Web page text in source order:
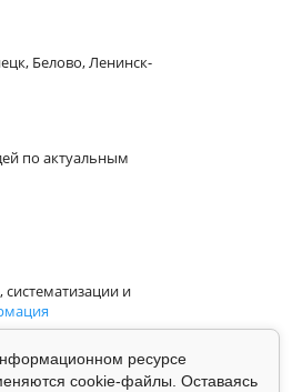
Белово, Ленинск-
по актуальным
и
ресурсе
cookie-файлы. Оставаясь